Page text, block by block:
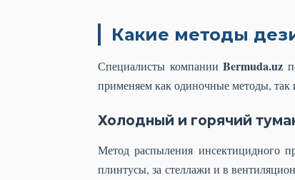
Какие методы
Специалисты компанииBermuda.uz
применяем как одиночные методы, так
Холодный и горячий
Метод распыления инсектицидного
плинтусы, за стеллажи и в